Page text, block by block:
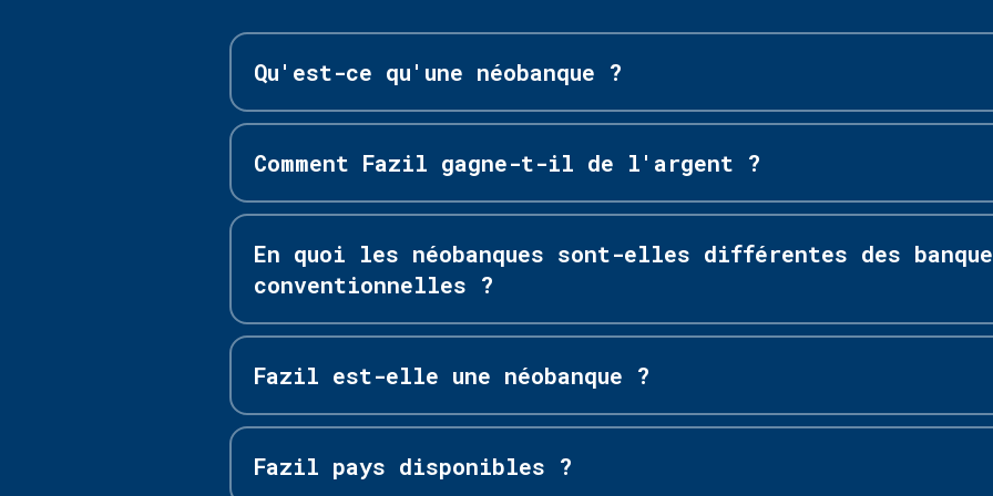
Qu'est-ce qu'une néobanque ?
Comment Fazil gagne-t-il de l'argent ?
En quoi les néobanques sont-elles différentes des
conventionnelles ?
Fazil est-elle une néobanque ?
Fazil pays disponibles ?